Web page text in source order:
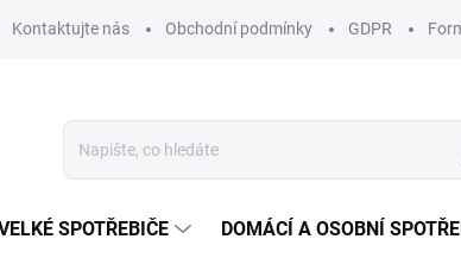
Kontaktujte nás Obchodní podmínky GDPR
SPOTŘEBIČE DOMÁCÍ A OSOBNÍ